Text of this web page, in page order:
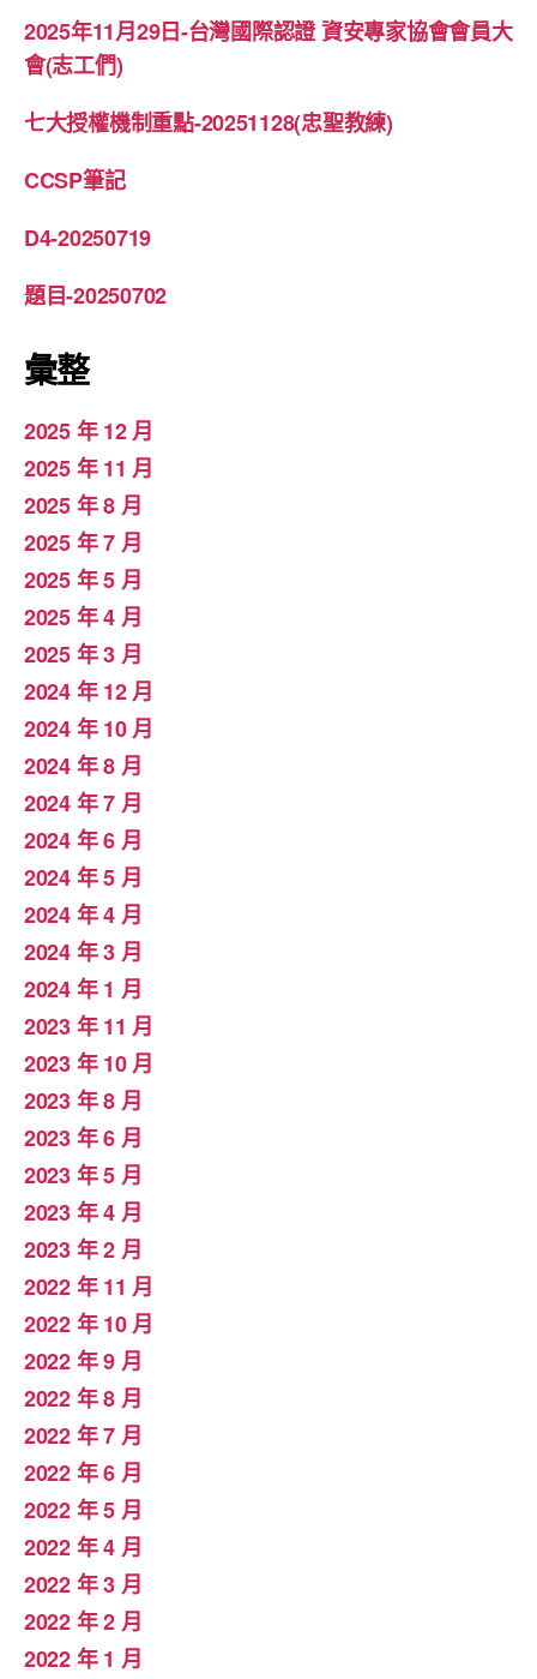
2025年11月29日-台灣國際認證 資安專家協會會員大
會(志工們)
七大授權機制重點-20251128(忠聖教練)
CCSP筆記
D4-20250719
題目-20250702
彙整
2025 年 12 月
2025 年 11 月
2025 年 8 月
2025 年 7 月
2025 年 5 月
2025 年 4 月
2025 年 3 月
2024 年 12 月
2024 年 10 月
2024 年 8 月
2024 年 7 月
2024 年 6 月
2024 年 5 月
2024 年 4 月
2024 年 3 月
2024 年 1 月
2023 年 11 月
2023 年 10 月
2023 年 8 月
2023 年 6 月
2023 年 5 月
2023 年 4 月
2023 年 2 月
2022 年 11 月
2022 年 10 月
2022 年 9 月
2022 年 8 月
2022 年 7 月
2022 年 6 月
2022 年 5 月
2022 年 4 月
2022 年 3 月
2022 年 2 月
2022 年 1 月